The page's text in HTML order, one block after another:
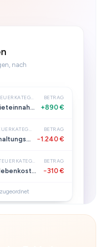
nach
STEUERKATEGORIE
Mieteinnahmen
BETRAG
+890 €
STEUERKATEGORIE
Erhaltungsaufwand
BETRAG
−1.240 €
STEUERKATEGORIE
Nebenkosten
BETRAG
−310 €